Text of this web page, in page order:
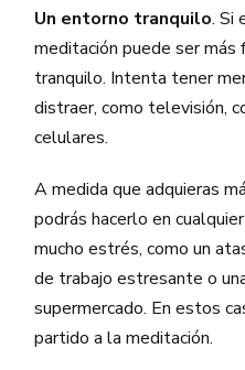
Un entorno tranquilo. Si
meditación puede ser más
tranquilo. Intenta tener
distraer, como televisión,
celulares.
A medida que adquieras
podrás hacerlo en
mucho estrés, como un
de trabajo estresante o
supermercado. En estos
partido a la meditación.